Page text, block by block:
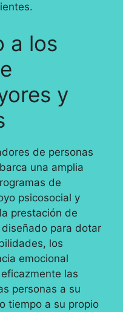
a los
y
de personas
una amplia
de
psicosocial y
prestación de
para dotar
los
emocional
las
personas a su
tiempo a su propio